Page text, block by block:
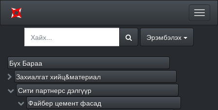
Эрэмбэлэх
Бүх Бараа
Захиалгат хийц&материал
Сити партнерс дэлгүүр
Файбер цемент фасад